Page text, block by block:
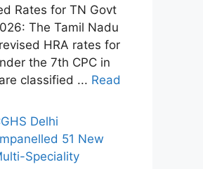
Rates for TN Govt
The Tamil Nadu
HRA rates for
the 7th CPC in
classified ... Read
Delhi
51 New
Speciality